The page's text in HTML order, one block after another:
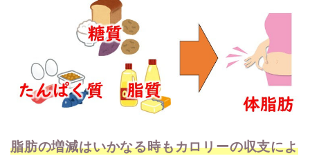
脂肪の増減はいかなる時もカロリーの収支によ